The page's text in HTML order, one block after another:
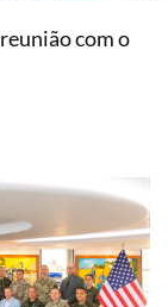
com o